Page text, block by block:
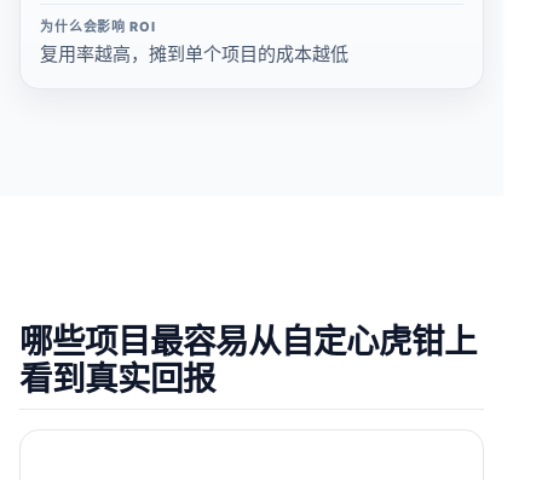
为什么会影响 ROI
复用率越高，摊到单个项目的成本越低
哪些项目最容易从自定心虎钳上
看到真实回报